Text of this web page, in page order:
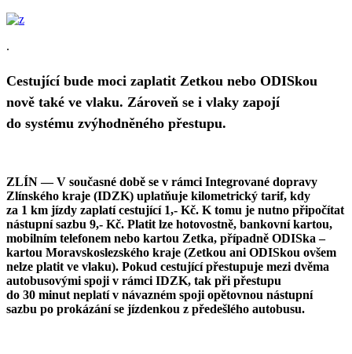
.
Cestující bude moci zaplatit Zetkou nebo ODISkou
nově také ve vlaku. Zároveň se i vlaky zapojí
do systému zvýhodněného přestupu.
ZLÍN — V současné době se v rámci Integrované dopravy
Zlínského kraje (IDZK) uplatňuje kilometrický tarif, kdy
za 1 km jízdy zaplatí cestující 1,- Kč. K tomu je nutno připočítat
nástupní sazbu 9,- Kč. Platit lze hotovostně, bankovní kartou,
mobilním telefonem nebo kartou Zetka, případně ODISka –
kartou Moravskoslezského kraje (Zetkou ani ODISkou ovšem
nelze platit ve vlaku). Pokud cestující přestupuje mezi dvěma
autobusovými spoji v rámci IDZK, tak při přestupu
do 30 minut neplatí v návazném spoji opětovnou nástupní
sazbu po prokázání se jízdenkou z předešlého autobusu.